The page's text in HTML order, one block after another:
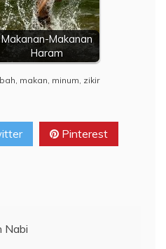
Makanan-Makanan
Haram
, makan, minum, zikir
Pinterest
Nabi